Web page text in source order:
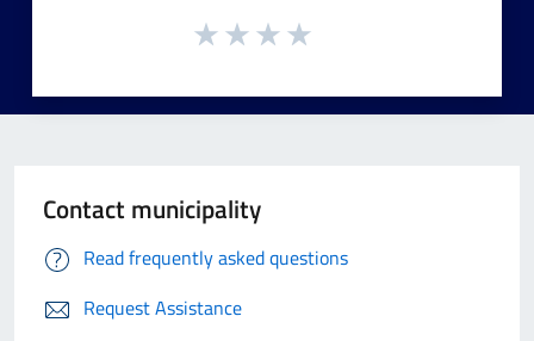
Contact municipality
Read frequently asked questions
Request Assistance